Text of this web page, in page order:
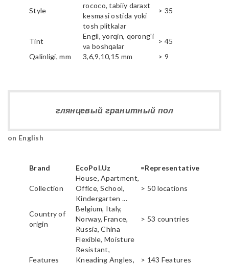
Style
rococo, tabiiy daraxt
kesmasi ostida yoki
tosh plitkalar
> 35
Tint
Engil, yorqin, qorong'i
va boshqalar
> 45
Qalinligi, mm
3,6,9,10,15 mm > 9
глянцевый гранитный пол
on English
Brand EcoPol.Uz =Representative
Collection
House, Apartment,
Office, School,
Kindergarten ...
> 50 locations
Country of
origin
Belgium, Italy,
Norway, France,
Russia, China
> 53 countries
Features
Flexible, Moisture
Resistant,
Kneading Angles,
> 143 Features